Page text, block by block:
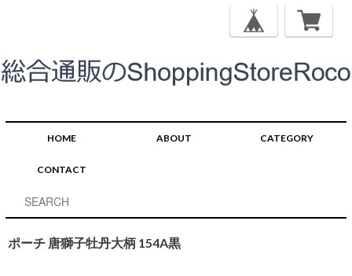
HOME ABOUT CATEGORY
CONTACT
ポーチ 唐獅子牡丹大柄 154A黒